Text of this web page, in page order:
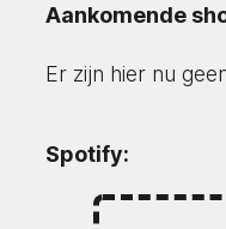
Aankomende
Er zijn hier nu
Spotify: